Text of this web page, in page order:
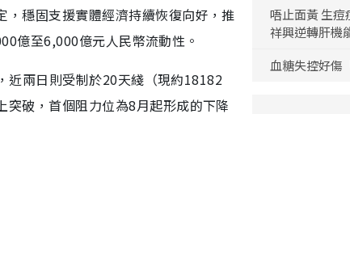
穩固支援實體經濟持續恢復向好，推
億至6,000億元人民幣流動性。
近兩日則受制於20天綫（現約18182
破，首個阻力位為8月起形成的下降
唔止面黃 生痘
祥興逆轉肝機
血糖失控好傷